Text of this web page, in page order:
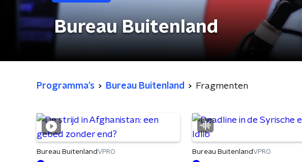
Bureau Buitenland
Programma's Bureau Buitenland Fragmenten
Bureau BuitenlandVPRO Bureau BuitenlandVPRO